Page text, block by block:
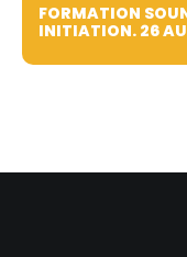
FORMATION
INITIATION. 26